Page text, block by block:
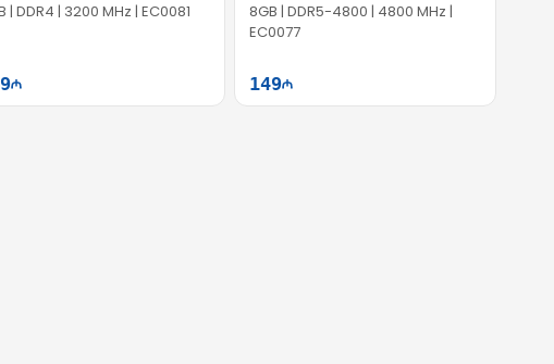
| DDR4 | 3200 MHz | EC0081
8GB | DDR5-4800 | 4800 MHz |
EC0077
149